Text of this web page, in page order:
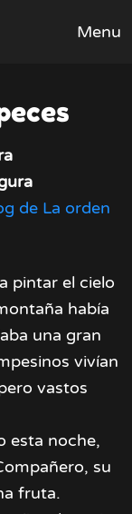
Menu
de La orden
pintar el cielo
había
una gran
vivían
vastos
esta noche,
su
fruta.